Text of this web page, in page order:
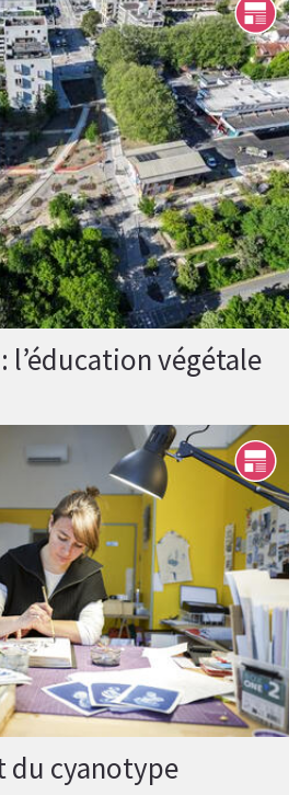
l’éducation végétale
du cyanotype